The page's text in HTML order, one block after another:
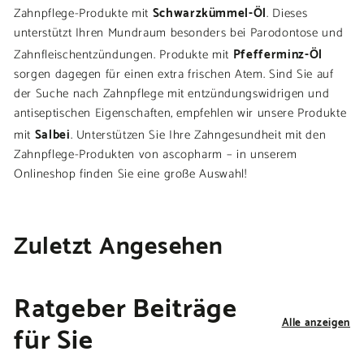
Zahnpflege-Produkte mit Schwarzkümmel-Öl. Dieses
unterstützt Ihren Mundraum besonders bei Parodontose und
Zahnfleischentzündungen. Produkte mit Pfefferminz-Öl
sorgen dagegen für einen extra frischen Atem. Sind Sie auf
der Suche nach Zahnpflege mit entzündungswidrigen und
antiseptischen Eigenschaften, empfehlen wir unsere Produkte
mit Salbei. Unterstützen Sie Ihre Zahngesundheit mit den
Zahnpflege-Produkten von ascopharm – in unserem
Onlineshop finden Sie eine große Auswahl!
Zuletzt Angesehen
Ratgeber Beiträge
für Sie Alle anzeigen